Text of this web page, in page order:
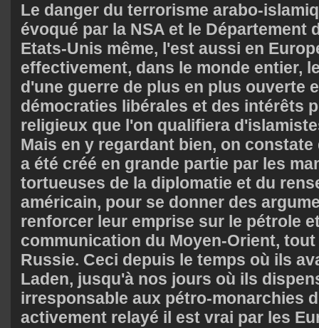
Le danger du terrorisme arabo-
évoqué par la NSA et le Département
Etats-Unis même, l'est aussi en
effectivement, dans le monde entier,
d'une guerre de plus en plus ouverte
démocraties libérales et des intérêts
religieux que l'on qualifiera
Mais en y regardant bien, on
a été créé en grande partie par les
tortueuses de la diplomatie et du
américain, pour se donner des
renforcer leur emprise sur le pétrole
communication du Moyen-Orient,
Russie. Ceci depuis le temps où ils
Laden, jusqu'à nos jours où ils
irresponsable aux pétro-monarchies
activement relayé il est vrai par les